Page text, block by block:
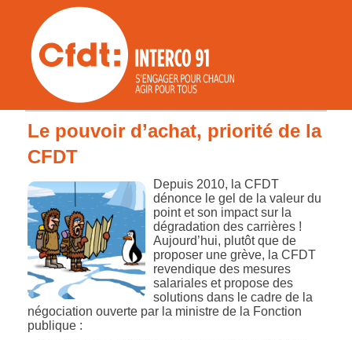
Le pouvoir d’achat, priorité de la
CFDT
Depuis 2010, la CFDT
dénonce le gel de la valeur du
point et son impact sur la
dégradation des carrières !
Aujourd’hui, plutôt que de
proposer une grève, la CFDT
revendique des mesures
salariales et propose des
solutions dans le cadre de la
négociation ouverte par la ministre de la Fonction
publique :